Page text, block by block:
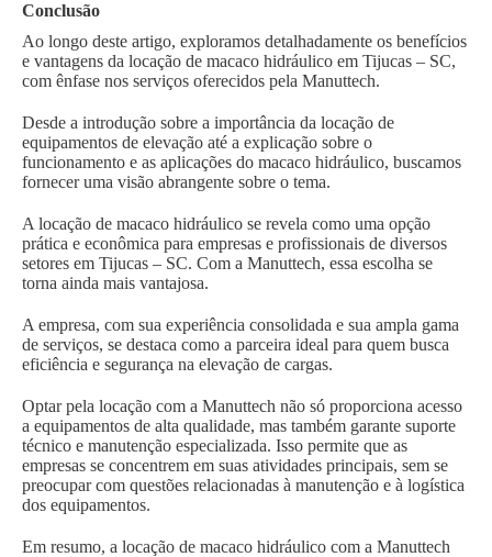
Conclusão
Ao longo deste artigo, exploramos detalhadamente os benefícios
e vantagens da locação de macaco hidráulico em Tijucas – SC,
com ênfase nos serviços oferecidos pela Manuttech.
Desde a introdução sobre a importância da locação de
equipamentos de elevação até a explicação sobre o
funcionamento e as aplicações do macaco hidráulico, buscamos
fornecer uma visão abrangente sobre o tema.
A locação de macaco hidráulico se revela como uma opção
prática e econômica para empresas e profissionais de diversos
setores em Tijucas – SC. Com a Manuttech, essa escolha se
torna ainda mais vantajosa.
A empresa, com sua experiência consolidada e sua ampla gama
de serviços, se destaca como a parceira ideal para quem busca
eficiência e segurança na elevação de cargas.
Optar pela locação com a Manuttech não só proporciona acesso
a equipamentos de alta qualidade, mas também garante suporte
técnico e manutenção especializada. Isso permite que as
empresas se concentrem em suas atividades principais, sem se
preocupar com questões relacionadas à manutenção e à logística
dos equipamentos.
Em resumo, a locação de macaco hidráulico com a Manuttech